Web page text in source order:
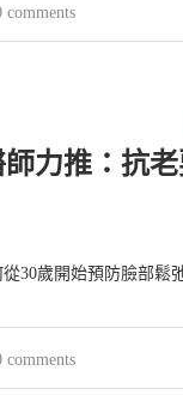
comments
力推：抗
30歲開始預防臉部鬆
comments